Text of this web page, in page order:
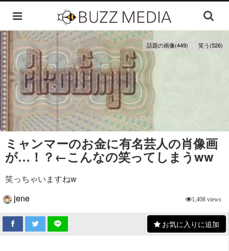
話題の画像(449) 笑う(526)
ミャンマーのお金に有名芸人の肖像画
が…！？←こんなの笑ってしまうww
笑っちゃいますねw
jene
1,408 views
お気に入りに追加